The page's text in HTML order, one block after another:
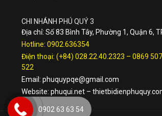
CHI NHÁNH PHÚ QUÝ 3
Địa chỉ: Số 83 Bình Tây, Phường 1, Quận 6,
Hotline: 0902.636354
Điện thoại: (+84) 028.22.40.2323 – 0869
522
Email: phuquypqe@gmail.com
Website: phuqui.net –
0902 63 63 54